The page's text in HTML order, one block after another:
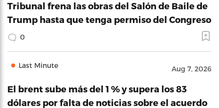
Tribunal frena las obras del Salón de Baile de
Trump hasta que tenga permiso del Congreso
0
Last Minute Aug 7, 2026
El brent sube más del 1 % y supera los 83
dólares por falta de noticias sobre el acuerdo